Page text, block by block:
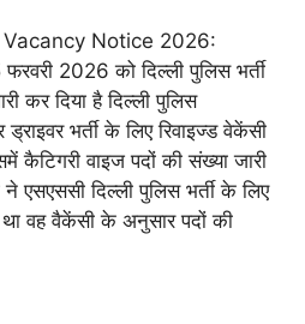
Notice 2026:
2026 को दिल्ली पुलिस भर्ती
कर दिया है दिल्ली पुलिस
भर्ती के लिए रिवाइज्ड वेकेंसी
कैटिगरी वाइज पदों की संख्या जारी
एसएससी दिल्ली पुलिस भर्ती के लिए
वह वैकेंसी के अनुसार पदों की